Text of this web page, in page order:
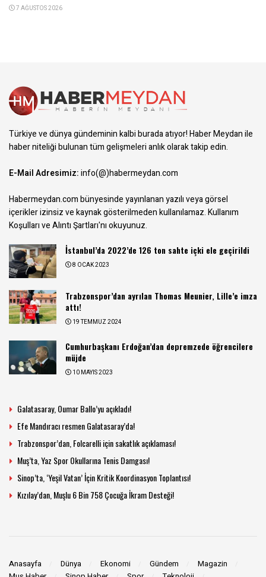
7 AĞUSTOS 2026
Türkiye ve dünya gündeminin kalbi burada atıyor! Haber Meydan ile
haber niteliği bulunan tüm gelişmeleri anlık olarak takip edin.
E-Mail Adresimiz:info(@)habermeydan.com
Habermeydan.com bünyesinde yayınlanan yazılı veya görsel
içerikler izinsiz ve kaynak gösterilmeden kullanılamaz.Kullanım
Koşulları ve Alıntı Şartları'nı okuyunuz.
İstanbul’da 2022’de 126 ton sahte içki ele geçirildi
8 OCAK 2023
Trabzonspor’dan ayrılan Thomas Meunier, Lille’e imza
attı!
19 TEMMUZ 2024
Cumhurbaşkanı Erdoğan’dan depremzede öğrencilere
müjde
10 MAYIS 2023
Galatasaray, Oumar Ballo’yu açıkladı!
Efe Mandıracı resmen Galatasaray’da!
Trabzonspor’dan, Folcarelli için sakatlık açıklaması!
Muş’ta, Yaz Spor Okullarına Tenis Damgası!
Sinop’ta, ‘Yeşil Vatan’ İçin Kritik Koordinasyon Toplantısı!
Kızılay’dan, Muşlu 6 Bin 758 Çocuğa İkram Desteği!
Anasayfa Dünya Ekonomi Gündem
Magazin